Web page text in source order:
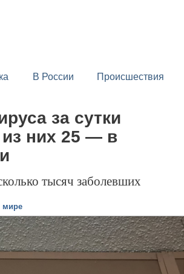
В России Происшествия
за сутки
них 25 — в
тысяч заболевших
мире